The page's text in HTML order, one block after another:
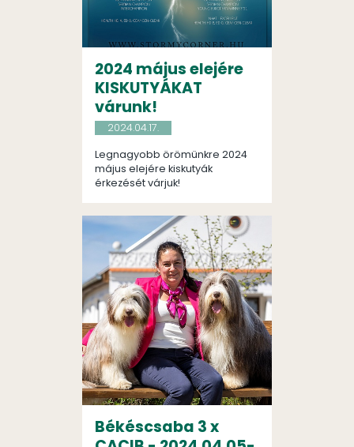
2024 május elejére
KISKUTYÁKAT
várunk!
2024.04.17.
Legnagyobb örömünkre 2024
május elejére kiskutyák
érkezését várjuk!
Békéscsaba 3 x